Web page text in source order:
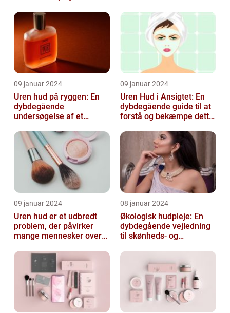
09 januar 2024
Uren hud på ryggen: En
dybdegående
undersøgelse af et
undertiden overset
skønhedspr...
09 januar 2024
Uren Hud i Ansigtet: En
dybdegående guide til at
forstå og bekæmpe dette
09 januar 2024
Uren hud er et udbredt
problem, der påvirker
mange mennesker over
08 januar 2024
Økologisk hudpleje: En
dybdegående vejledning
til skønheds- og